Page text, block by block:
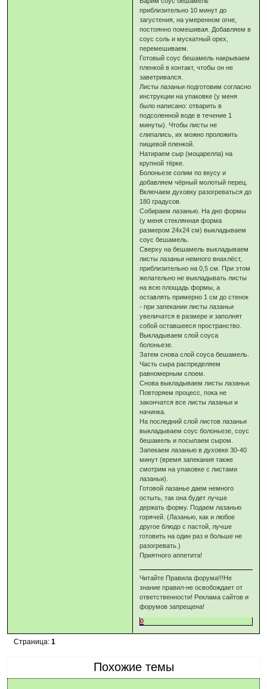
приблизительно 10 минут до
загустения, на умеренном огне,
постоянно помешивая. Добавляем в
соус соль и мускатный орех,
перемешиваем.
Готовый соус бешамель накрываем
пленкой в контакт, чтобы он не
заветривался.
Листы лазаньи подготовим согласно
инструкции на упаковке (у меня
было написано: отварить в
подсоленной воде в течение 1
минуты). Чтобы листы не
слипались, их можно проложить
пищевой пленкой.
Натираем сыр (моцарелла) на
крупной тёрке.
Болоньезе солим по вкусу и
добавляем чёрный молотый перец.
Включаем духовку разогреваться до
180 градусов.
Собираем лазанью. На дно формы
(у меня стеклянная форма
размером 24х24 см) выкладываем
соус бешамель.
Сверху на бешамель выкладываем
листы лазаньи немного внахлёст,
приблизительно на 0,5 см. При этом
желательно не выкладывать листы
на всю площадь формы, а
оставлять примерно 1 см до стенок
- при запекании листы лазаньи
увеличатся в размере и заполнят
собой оставшееся пространство.
Выкладываем слой соуса
болоньезе.
Затем снова слой соуса бешамель.
Часть сыра распределяем
равномерным слоем.
Снова выкладываем листы лазаньи.
Повторяем процесс, пока не
закончатся все листы лазаньи и
начинка.
На последний слой листов лазаньи
выкладываем соус болоньезе, соус
бешамель и посыпаем сыром.
Запекаем лазанью в духовке 30-40
минут (время запекания также
смотрим на упаковке с листами
лазаньи).
Готовой лазанье даем немного
остыть, так она будет лучше
держать форму. Подаем лазанью
горячей. (Лазанью, как и любое
другое блюдо с пастой, лучше
готовить на один раз и больше не
разогревать.)
Приятного аппетита!
Читайте Правила форума!!!Не
знание правил-не освобождает от
ответственности! Реклама сайтов и
форумов запрещена!
0
Страница:1
Похожие темы